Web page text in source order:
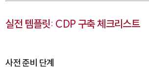
실전 템플릿: CDP 구축 체크리스트
사전 준비 단계